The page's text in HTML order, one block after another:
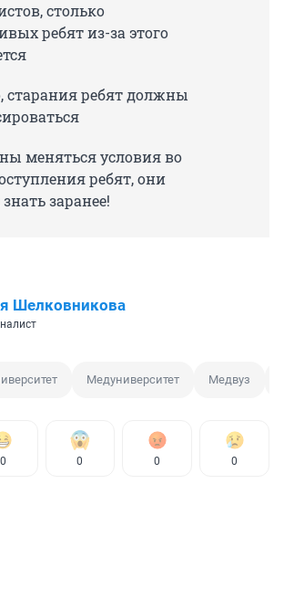
столько
ребят из-за этого
старания ребят должны
меняться условия во
ребят, они
заранее!
Шелковникова
Медуниверситет Медвуз
0 0 0 0